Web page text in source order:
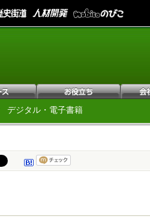
デジタル・電子書籍